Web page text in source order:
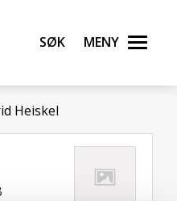
Søk Meny
Heiskel